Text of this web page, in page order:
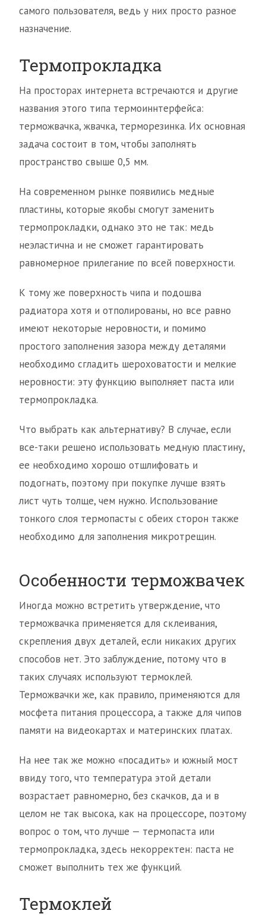
самого пользователя, ведь у них просто разное
назначение.
Термопрокладка
На просторах интернета встречаются и другие
названия этого типа термоиннтерфейса:
терможвачка, жвачка, терморезинка. Их основная
задача состоит в том, чтобы заполнять
пространство свыше 0,5 мм.
На современном рынке появились медные
пластины, которые якобы смогут заменить
термопрокладки, однако это не так: медь
неэластична и не сможет гарантировать
равномерное прилегание по всей поверхности.
К тому же поверхность чипа и подошва
радиатора хотя и отполированы, но все равно
имеют некоторые неровности, и помимо
простого заполнения зазора между деталями
необходимо сгладить шероховатости и мелкие
неровности: эту функцию выполняет паста или
термопрокладка.
Что выбрать как альтернативу? В случае, если
все-таки решено использовать медную пластину,
ее необходимо хорошо отшлифовать и
подогнать, поэтому при покупке лучше взять
лист чуть толще, чем нужно. Использование
тонкого слоя термопасты с обеих сторон также
необходимо для заполнения микротрещин.
Особенности терможвачек
Иногда можно встретить утверждение, что
терможвачка применяется для склеивания,
скрепления двух деталей, если никаких других
способов нет. Это заблуждение, потому что в
таких случаях используют термоклей.
Терможвачки же, как правило, применяются для
мосфета питания процессора, а также для чипов
памяти на видеокартах и материнских платах.
На нее так же можно «посадить» и южный мост
ввиду того, что температура этой детали
возрастает равномерно, без скачков, да и в
целом не так высока, как на процессоре, поэтому
вопрос о том, что лучше — термопаста или
термопрокладка, здесь некорректен: паста не
сможет выполнить тех же функций.
Термоклей